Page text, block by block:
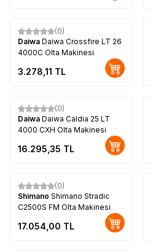
(0)
Daiwa Daiwa Crossfire LT 26
4000C Olta Makinesi
3.278,11 TL
(0)
Daiwa Daiwa Caldia 25 LT
4000 CXH Olta Makinesi
16.295,35 TL
(0)
Shimano Shimano Stradic
C2500S FM Olta Makinesi
17.054,00 TL